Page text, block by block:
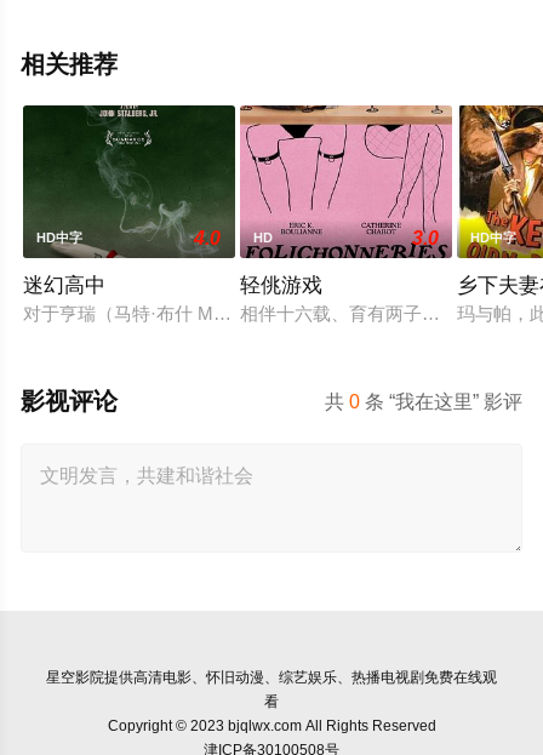
相关推荐
HD中字 4.0
迷幻高中
对于亨瑞（马特·布什 Matt Bush 饰）来说，生活可谓一帆风顺
HD 3.0
轻佻游戏
相伴十六载、育有两子的弗朗索瓦与
HD中字
乡下夫
玛与帕，
共0 条 “我在这里” 影评
影视评论
星空影院提供高清电影、怀旧动漫、综艺娱乐、热播电视剧免费在线观
看
Copyright © 2023 bjqlwx.com All Rights Reserved
津ICP备30100508号